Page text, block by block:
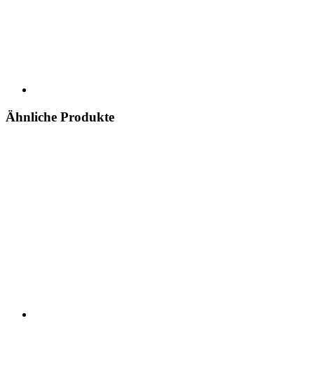
Ähnliche Produkte